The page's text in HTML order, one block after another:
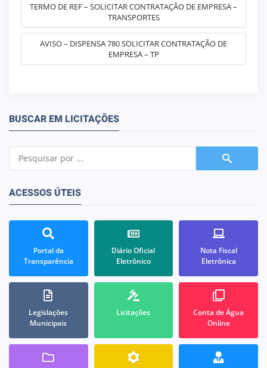
TERMO DE REF – SOLICITAR CONTRATAÇÃO DE EMPRESA –
TRANSPORTES
AVISO – DISPENSA 780 SOLICITAR CONTRATAÇÃO DE
EMPRESA – TP
BUSCAR EM LICITAÇÕES
ACESSOS ÚTEIS
Portal da
Transparência
Diário Oficial
Eletrônico
Nota Fiscal
Eletrônica
Legislações
Municipais
Licitações
Conta de Água
Online